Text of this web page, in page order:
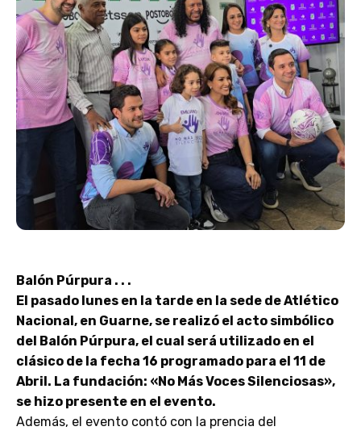
Balón Púrpura . . .
El pasado lunes en la tarde en la sede de Atlético
Nacional, en Guarne, se realizó el acto simbólico
del Balón Púrpura, el cual será utilizado en el
clásico de la fecha 16 programado para el 11 de
Abril. La fundación: «No Más Voces Silenciosas»,
se hizo presente en el evento.
Además, el evento contó con la prencia del